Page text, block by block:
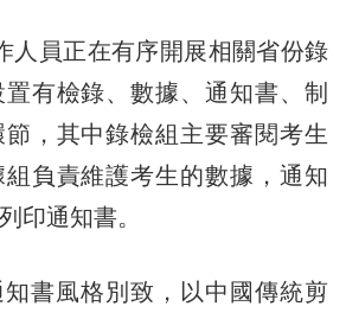
員正在有序開展相關省份錄
有檢錄、數據、通知書、制
，其中錄檢組主要審閱考生
負責維護考生的數據，通知
印通知書。
風格別致，以中國傳統剪